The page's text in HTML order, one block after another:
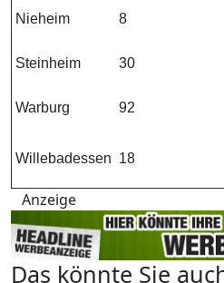
Nieheim 8
Steinheim 30
Warburg 92
Willebadessen 18
Anzeige
Das könnte Sie